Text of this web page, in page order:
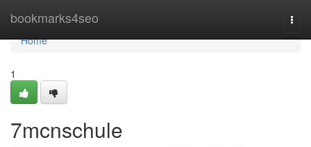
bookmarks4seo
Home
Home
1
7mcnschule